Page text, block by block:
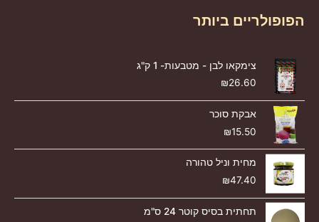
הפופולריים ביותר
צימקאו לבן - מטבעות- 1 ק"ג
₪26.60
אבקת סוכר
₪15.50
מחית וניל טהורה
₪47.40
תחתית בסיס קוטר 24 ס"מ